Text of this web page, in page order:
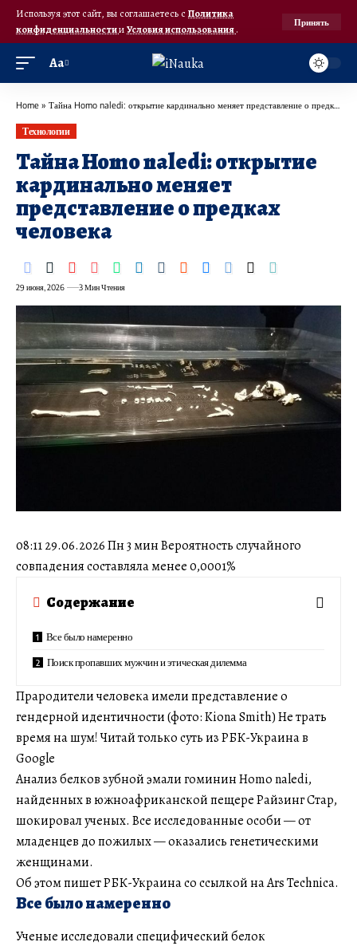
Используя этот сайт, вы соглашаетесь с Политика
конфиденциальностииУсловия использования.
Принять
Аа
Home » Тайна Homo naledi: открытие кардинально меняет представление о предках человека
Технологии
Тайна Homo naledi: открытие
кардинально меняет
представление о предках
человека
29 июня, 2026 3 Мин Чтения
08:11 29.06.2026 Пн 3 мин Вероятность случайного
совпадения составляла менее 0,0001%
Содержание
Все было намеренно
Поиск пропавших мужчин и этическая дилемма
Прародители человека имели представление о
гендерной идентичности (фото: Kiona Smith) Не трать
время на шум! Читай только суть из РБК-Украина в
Google
Анализ белков зубной эмали гоминин Homo naledi,
найденных в южноафриканской пещере Райзинг Стар,
шокировал ученых. Все исследованные особи — от
младенцев до пожилых — оказались генетическими
женщинами.
Об этом пишет РБК-Украина со ссылкой на Ars Technica.
Все было намеренно
Ученые исследовали специфический белок